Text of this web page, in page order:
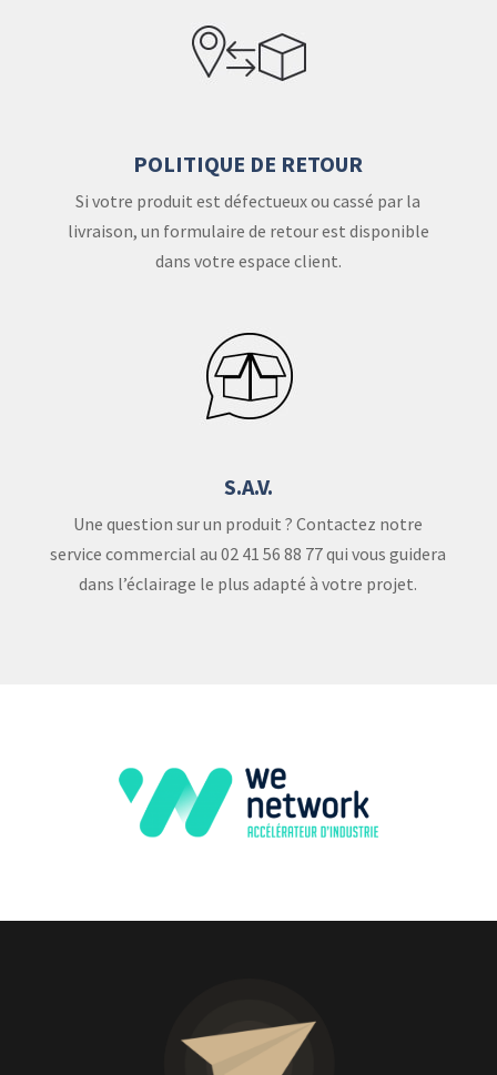
POLITIQUE DE RETOUR
Si votre produit est défectueux ou cassé par la
livraison, un formulaire de retour est disponible
dans votre espace client.
S.A.V.
Une question sur un produit ? Contactez notre
service commercial au 02 41 56 88 77 qui vous guidera
dans l’éclairage le plus adapté à votre projet.